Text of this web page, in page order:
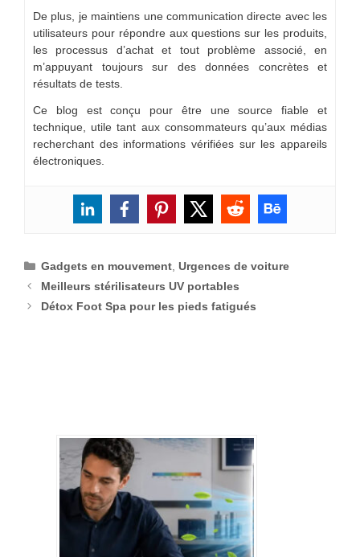
De plus, je maintiens une communication directe avec les
utilisateurs pour répondre aux questions sur les produits,
les processus d’achat et tout problème associé, en
m’appuyant toujours sur des données concrètes et
résultats de tests.
Ce blog est conçu pour être une source fiable et
technique, utile tant aux consommateurs qu’aux médias
recherchant des informations vérifiées sur les appareils
électroniques.
Catégories
Gadgets en mouvement ,Urgences de voiture
Meilleurs stérilisateurs UV portables
Détox Foot Spa pour les pieds fatigués